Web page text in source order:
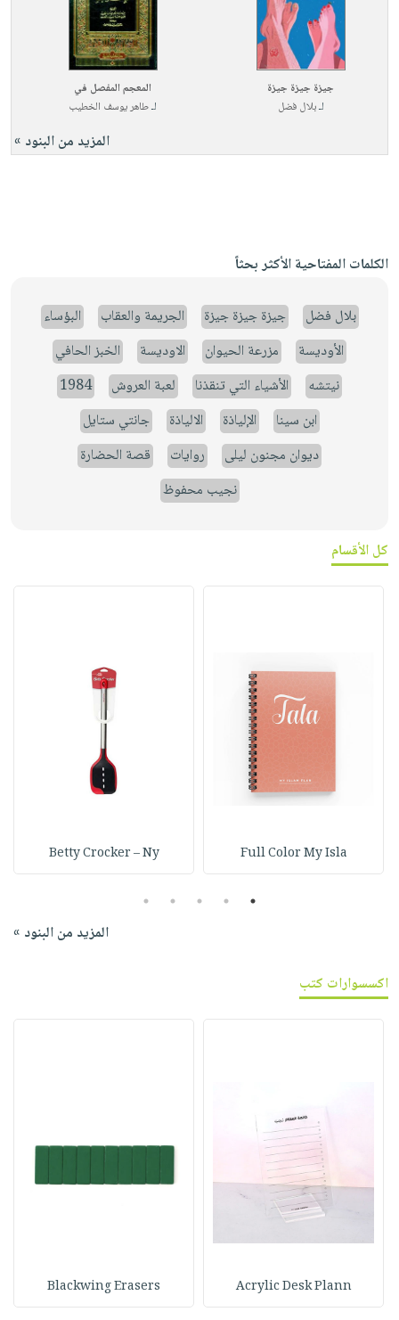
جيزة جيزة جيزة
لـبلال فضل
المعجم المفصل في
لـطاهر يوسف الخطيب
المزيد من البنود »
الكلمات المفتاحية الأكثر بحثاً
بلال فضل جيزة جيزة جيزة الجريمة والعقاب
البؤساء
الأوديسة
مزرعة الحيوان الاوديسة
الخبز الحافي
نيتشه
الأشياء التي تنقذنا لعبة العروش
1984
ابن سينا
الإلياذة الالياذة
جانتي ستايل
ديوان مجنون ليلى
روايات
قصة الحضارة
نجيب محفوظ
كل الأقسام
Full Color My Isla
Betty Crocker – Ny
1
2
3
4
5
المزيد من البنود »
اكسسوارات كتب
Acrylic Desk Plann
Blackwing Erasers